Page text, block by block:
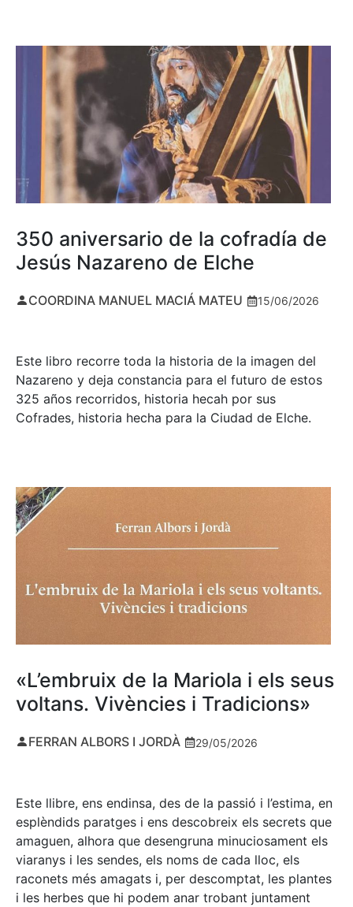
350 aniversario de la cofradía de
Jesús Nazareno de Elche
COORDINA MANUEL MACIÁ MATEU 15/06/2026
Este libro recorre toda la historia de la imagen del
Nazareno y deja constancia para el futuro de estos
325 años recorridos, historia hecah por sus
Cofrades, historia hecha para la Ciudad de Elche.
«L’embruix de la Mariola i els seus
voltans. Vivències i Tradicions»
FERRAN ALBORS I JORDÀ 29/05/2026
Este llibre, ens endinsa, des de la passió i l’estima, en
esplèndids paratges i ens descobreix els secrets que
amaguen, alhora que desengruna minuciosament els
viaranys i les sendes, els noms de cada lloc, els
raconets més amagats i, per descomptat, les plantes
i les herbes que hi podem anar trobant juntament